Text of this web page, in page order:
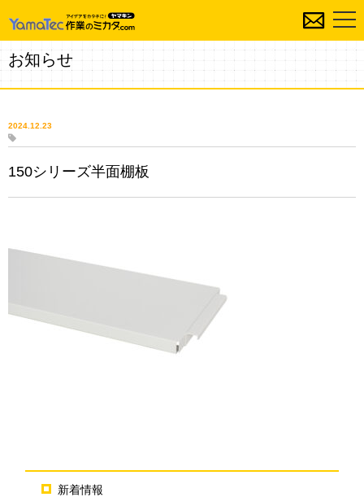
お知らせ
新着情報
2024.12.23
150シリーズ半面棚板